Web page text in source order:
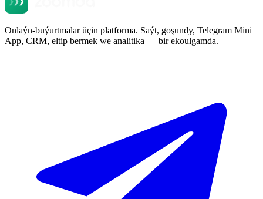
Onlaýn-buýurtmalar üçin platforma. Saýt, goşundy, Telegram Mini
App, CRM, eltip bermek we analitika — bir ekoulgamda.